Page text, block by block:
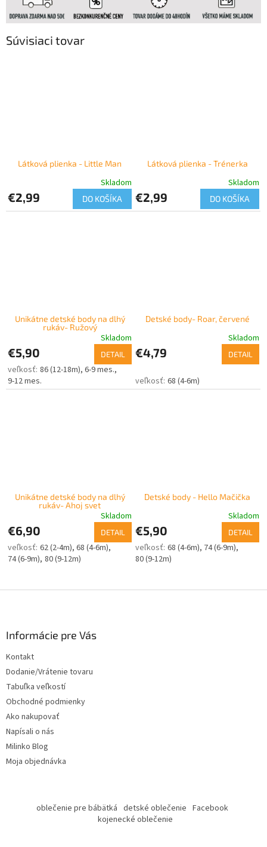
Súvisiaci tovar
Látková plienka - Little Man
Skladom
€2,99 DO KOŠÍKA
Látková plienka - Trénerka
Skladom
€2,99 DO KOŠÍKA
Unikátne detské body na dlhý
rukáv- Ružový
Skladom
€5,90 DETAIL
86 (12-18m) 6-9 mes.
9-12 mes.
Detské body- Roar, červené
Skladom
€4,79 DETAIL
68 (4-6m)
Unikátne detské body na dlhý
rukáv- Ahoj svet
Skladom
€6,90 DETAIL
62 (2-4m) 68 (4-6m)
74 (6-9m) 80 (9-12m)
Detské body - Hello Mačička
Skladom
€5,90 DETAIL
68 (4-6m) 74 (6-9m)
80 (9-12m)
Informácie pre Vás
Kontakt
Dodanie/Vrátenie tovaru
Tabuľka veľkostí
Obchodné podmienky
Ako nakupovať
Napísali o nás
Milinko Blog
Moja objednávka
oblečenie pre bábätká detské oblečenie Facebook
kojenecké oblečenie